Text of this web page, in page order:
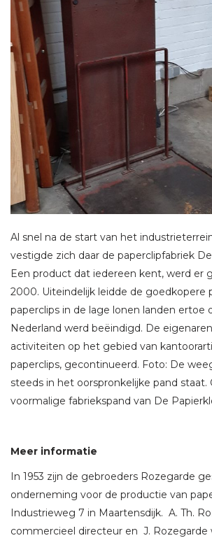
Al snel na de start van het
vestigde zich daar de paperclipfabriek
Een product dat iedereen kent, werd er
2000. Uiteindelijk leidde de goedkopere
paperclips in de lage lonen landen ertoe
Nederland werd beëindigd. De
activiteiten op het gebied van
paperclips, gecontinueerd. Foto: De
steeds in het oorspronkelijke pand staat.
voormalige fabriekspand van De
Meer informatie
In 1953 zijn de gebroeders Rozegarde
onderneming voor de productie van
Industrieweg 7 in Maartensdijk. A. Th.
commercieel directeur en J. Rozegarde